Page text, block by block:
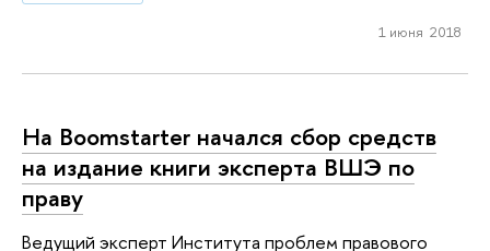
1 июня 2018
На Boomstarter начался сбор средств
на издание книги эксперта ВШЭ по
праву
Ведущий эксперт Института проблем правового